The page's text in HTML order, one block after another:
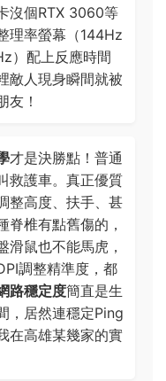
沒個RTX 3060等
理率螢幕（144Hz
）配上反應時間
敵人現身瞬間就被
友！
才是決勝點！普通
救護車。真正優質
整高度、扶手、甚
脊椎有點舊傷的，
滑鼠也不能馬虎，
調整精準度，都
路穩定度簡直是生
，居然連穩定Ping
在高雄某幾家的實